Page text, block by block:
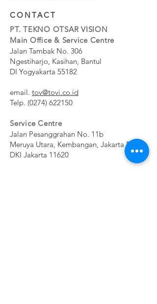
CONTACT
PT. TEKNO OTSAR VISION
Main Office & Service Centre
Jalan Tambak No. 306
Ngestiharjo, Kasihan, Bantul
DI Yogyakarta 55182
email. tov@tovi.co.id
Telp. (0274) 622150
Service Centre
Jalan Pesanggrahan No. 11b
Meruya Utara, Kembangan, Jakarta Barat
DKI Jakarta 11620​